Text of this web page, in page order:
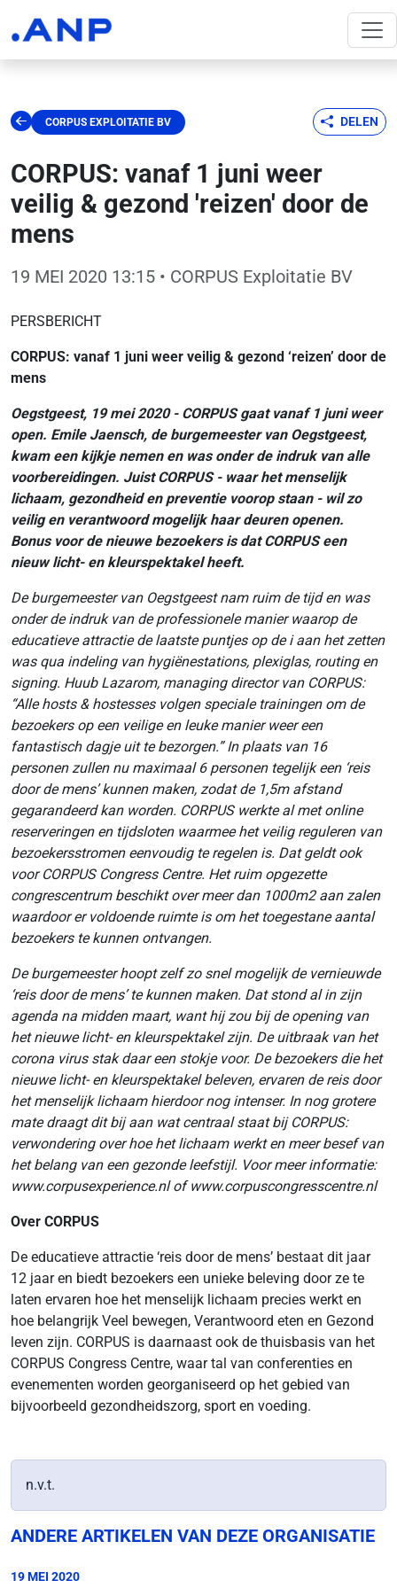
CORPUS EXPLOITATIE BV DELEN
CORPUS: vanaf 1 juni weer
veilig & gezond 'reizen' door de
mens
19 MEI 2020 13:15 • CORPUS Exploitatie BV
PERSBERICHT
CORPUS: vanaf 1 juni weer veilig & gezond ‘reizen’ door de
mens
Oegstgeest, 19 mei 2020 - CORPUS gaat vanaf 1 juni weer
open. Emile Jaensch, de burgemeester van Oegstgeest,
kwam een kijkje nemen en was onder de indruk van alle
voorbereidingen. Juist CORPUS - waar het menselijk
lichaam, gezondheid en preventie voorop staan - wil zo
veilig en verantwoord mogelijk haar deuren openen.
Bonus voor de nieuwe bezoekers is dat CORPUS een
nieuw licht- en kleurspektakel heeft.
De burgemeester van Oegstgeest nam ruim de tijd en was
onder de indruk van de professionele manier waarop de
educatieve attractie de laatste puntjes op de i aan het zetten
was qua indeling van hygiënestations, plexiglas, routing en
signing. Huub Lazarom, managing director van CORPUS:
“Alle hosts & hostesses volgen speciale trainingen om de
bezoekers op een veilige en leuke manier weer een
fantastisch dagje uit te bezorgen.” In plaats van 16
personen zullen nu maximaal 6 personen tegelijk een ‘reis
door de mens’ kunnen maken, zodat de 1,5m afstand
gegarandeerd kan worden. CORPUS werkte al met online
reserveringen en tijdsloten waarmee het veilig reguleren van
bezoekersstromen eenvoudig te regelen is. Dat geldt ook
voor CORPUS Congress Centre. Het ruim opgezette
congrescentrum beschikt over meer dan 1000m2 aan zalen
waardoor er voldoende ruimte is om het toegestane aantal
bezoekers te kunnen ontvangen.
De burgemeester hoopt zelf zo snel mogelijk de vernieuwde
‘reis door de mens’ te kunnen maken. Dat stond al in zijn
agenda na midden maart, want hij zou bij de opening van
het nieuwe licht- en kleurspektakel zijn. De uitbraak van het
corona virus stak daar een stokje voor. De bezoekers die het
nieuwe licht- en kleurspektakel beleven, ervaren de reis door
het menselijk lichaam hierdoor nog intenser. In nog grotere
mate draagt dit bij aan wat centraal staat bij CORPUS:
verwondering over hoe het lichaam werkt en meer besef van
het belang van een gezonde leefstijl. Voor meer informatie:
www.corpusexperience.nlofwww.corpuscongresscentre.nl
Over CORPUS
De educatieve attractie ‘reis door de mens’ bestaat dit jaar
12 jaar en biedt bezoekers een unieke beleving door ze te
laten ervaren hoe het menselijk lichaam precies werkt en
hoe belangrijk Veel bewegen, Verantwoord eten en Gezond
leven zijn. CORPUS is daarnaast ook de thuisbasis van het
CORPUS Congress Centre, waar tal van conferenties en
evenementen worden georganiseerd op het gebied van
bijvoorbeeld gezondheidszorg, sport en voeding.
n.v.t.
ANDERE ARTIKELEN VAN DEZE ORGANISATIE
19 MEI 2020